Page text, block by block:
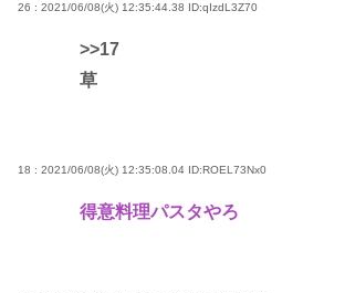
26 : 2021/06/08(火) 12:35:44.38 ID:qIzdL3Z70
>>17
草
18 : 2021/06/08(火) 12:35:08.04 ID:ROEL73Nx0
得意料理パスタやろ